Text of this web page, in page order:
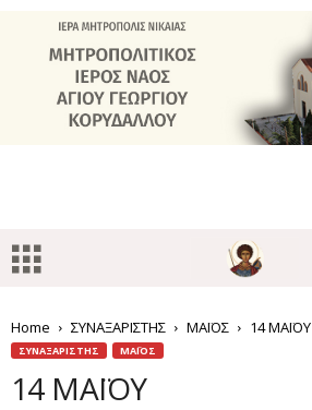
Home ΣΥΝΑΞΑΡΙΣΤΗΣ ΜΑΪΟΣ 14 ΜΑΪΟΥ
ΣΥΝΑΞΑΡΙΣΤΗΣ ΜΑΪΟΣ
14 ΜΑΪΟΥ